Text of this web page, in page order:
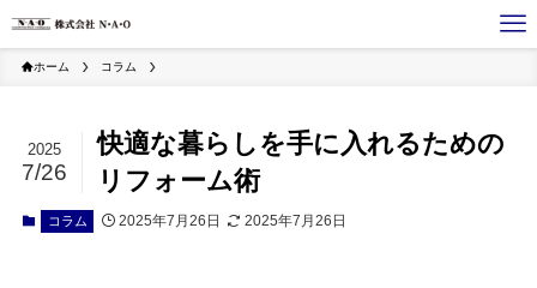
ホーム コラム
快適な暮らしを手に入れるための
リフォーム術
2025
7/26
コラム 2025年7月26日 2025年7月26日